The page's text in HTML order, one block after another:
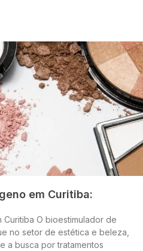
em Curitiba:
O bioestimulador de
no setor de estética e beleza,
a busca por tratamentos